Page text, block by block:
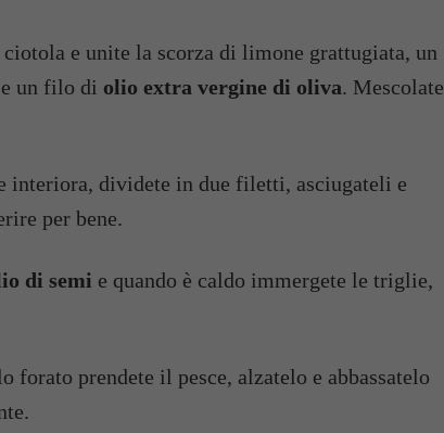
e unite la scorza di limone grattugiata, un
un filo di olio extra vergine di oliva. Mescolate
interiora, dividete in due filetti, asciugateli e
per bene.
di semi e quando è caldo immergete le triglie,
forato prendete il pesce, alzatelo e abbassatelo